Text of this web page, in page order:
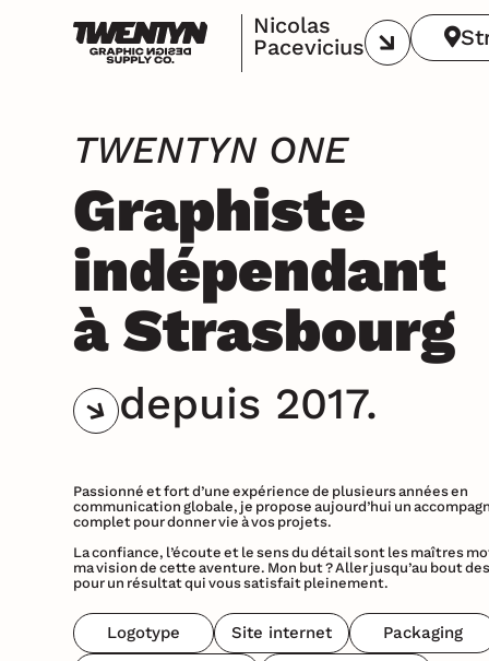
Nicolas
Pacevicius
TWENTYN ONE
Graphiste
indépendant
à Strasbourg
depuis 2017.
Passionné et fort d’une expérience de plusieurs années en
communication globale, je propose aujourd’hui un
complet pour donner vie à vos projets.
La confiance, l’écoute et le sens du détail sont les maîtres
ma vision de cette aventure. Mon but ? Aller jusqu’au bout
pour un résultat qui vous satisfait pleinement.
Logotype Site internet Packaging